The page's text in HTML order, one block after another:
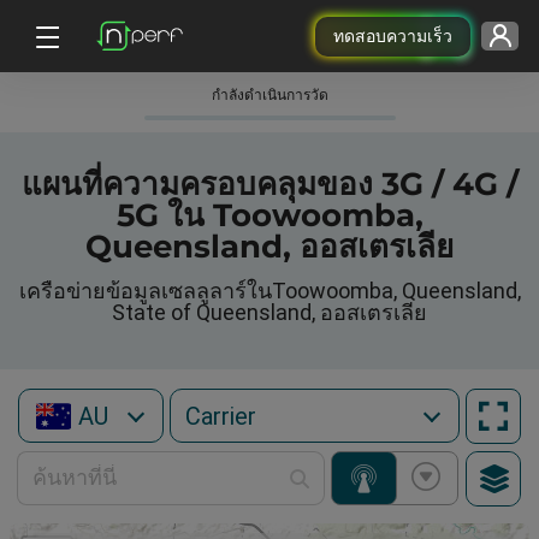
ทดสอบความเร็ว
กําลังดําเนินการวัด
แผนที่ความครอบคลุมของ 3G / 4G /
5G ใน Toowoomba,
Queensland, ออสเตรเลีย
เครือข่ายข้อมูลเซลลูลาร์ในToowoomba, Queensland,
State of Queensland, ออสเตรเลีย
AU